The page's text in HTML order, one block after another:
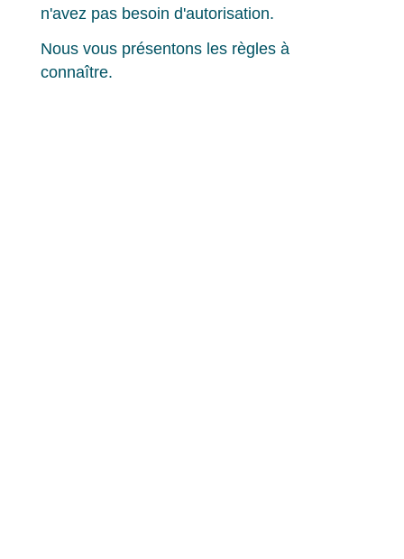
n'avez pas besoin d'autorisation.
Nous vous présentons les règles à
connaître.